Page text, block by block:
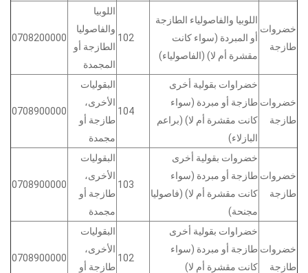
0708200000
اللوبيا
والفاصوليا
الطازجة أو
المجمدة
102
اللوبيا والفاصولياء الطازجة
أو المبردة (سواء كانت
مقشرة أم لا) (الفاصولياء)
خضروات
طازجة
0708900000
البقوليات
الأخرى،
طازجة أو
مجمدة
104
خضراوات بقولية أخرى
طازجة أو مبردة (سواء
كانت مقشرة أم لا) (براعم
البازلاء)
خضروات
طازجة
0708900000
البقوليات
الأخرى،
طازجة أو
مجمدة
103
خضروات بقولية أخرى
طازجة أو مبردة (سواء
كانت مقشرة أم لا) (فاصوليا
مجنحة)
خضروات
طازجة
0708900000
البقوليات
الأخرى،
طازجة أو
102
خضراوات بقولية أخرى
طازجة أو مبردة (سواء
كانت مقشرة أم لا)
خضروات
طازجة